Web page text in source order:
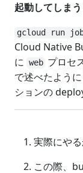
起動してしま
gcloud run
Cloud Native
に web プロセ
で述べたよう
ションの
実際にや
この際、